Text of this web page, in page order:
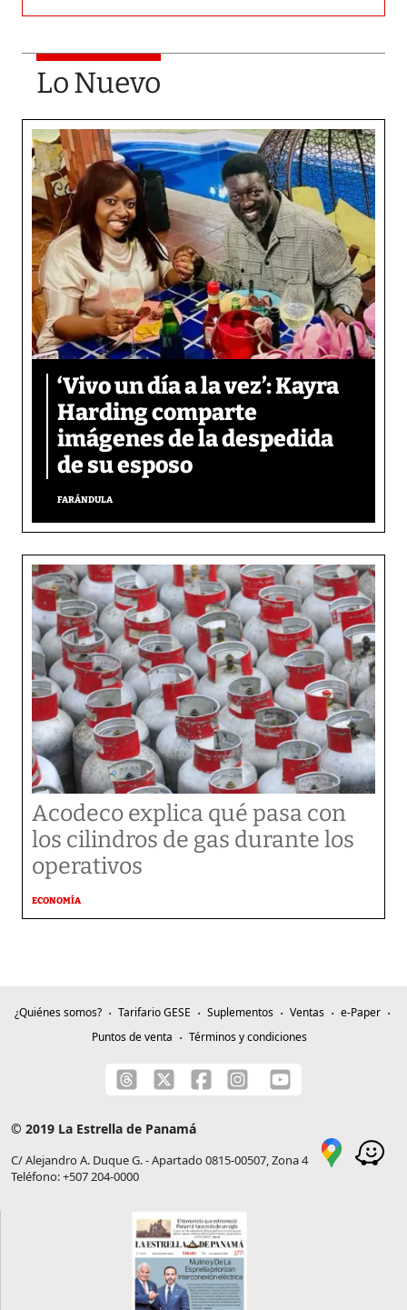
Lo Nuevo
‘Vivo un día a la vez’: Kayra
Harding comparte
imágenes de la despedida
de su esposo
FARÁNDULA
Acodeco explica qué pasa con
los cilindros de gas durante los
operativos
ECONOMÍA
¿Quiénes somos? Tarifario GESE Suplementos Ventas
e-Paper
Puntos de venta
Términos y condiciones
© 2019 La Estrella de Panamá
C/ Alejandro A. Duque G. - Apartado 0815-00507, Zona 4
Teléfono: +507 204-0000